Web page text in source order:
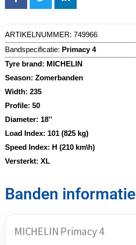
ARTIKELNUMMER: 749966
Bandspecificatie: Primacy 4
Tyre brand: MICHELIN
Season: Zomerbanden
Width: 235
Profile: 50
Diameter: 18''
Load Index: 101 (825 kg)
Speed Index: H (210 km\h)
Versterkt: XL
Banden informatie
MICHELIN Primacy 4